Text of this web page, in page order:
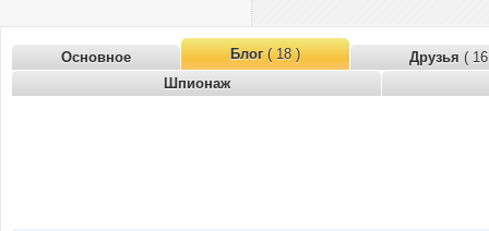
Основное Блог( 18 ) Друзья (
Шпионаж